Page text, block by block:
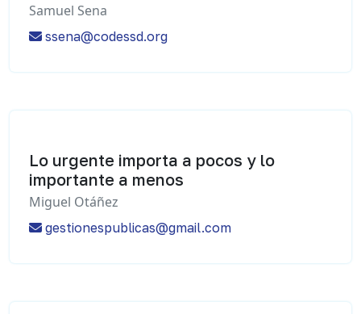
Samuel Sena
ssena@codessd.org
Lo urgente importa a pocos y lo
importante a menos
Miguel Otáñez
gestionespublicas@gmail.com